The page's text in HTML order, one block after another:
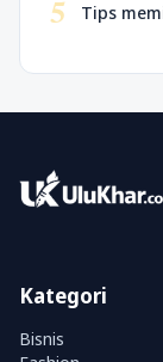
5 Tips
Kategori
Bisnis